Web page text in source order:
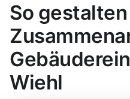
So
Wiehl